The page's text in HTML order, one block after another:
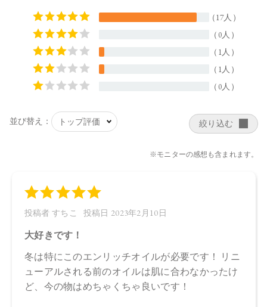
CosmeKitchen 2022/4/1
Biople by CosmeKitchen 2022/4/1
Make↗Kitchen 2022/4/1
to/one 2022/4/1
※店舗での取り扱いや詳しい在庫状況につきましては、各店
舗にお問い合わせください。
承ください。
商品によっては、お届けまで１～２週間かかる場合がござい
●パッケージはリニューアル等の理由により、写真と異なる場
合がございます。
載と異なる場合がございます。
●予告なくパッケージ仕様が変更になる場合がございます。